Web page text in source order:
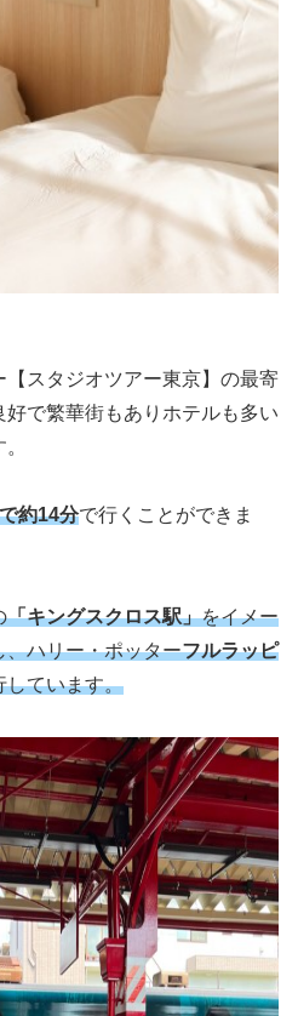
スタジオツアー東京】の最寄
好で繁華街もありホテルも多い
約14分で行くことができま
「キングスクロス駅」をイメー
、ハリー・ポッターフルラッピ
しています。